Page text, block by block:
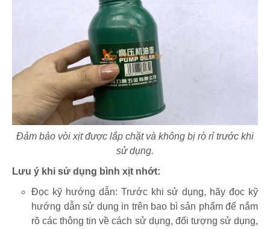
Đảm bảo vòi xịt được lắp chặt và không bị rò rỉ trước khi
sử dụng.
Lưu ý khi sử dụng bình xịt nhớt:
Đọc kỹ hướng dẫn: Trước khi sử dụng, hãy đọc kỹ
hướng dẫn sử dụng in trên bao bì sản phẩm để nắm
rõ các thông tin về cách sử dụng, đối tượng sử dụng,